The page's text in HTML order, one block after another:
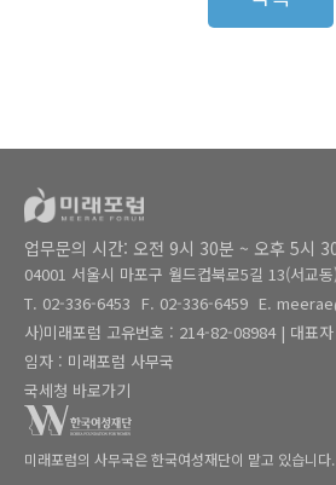
업무문의 시간: 오전 9시 30분 ~ 오후 5시
04001 서울시 마포구 월드컵북로5길 13(서교
T. 02-336-6453 F. 02-336-6459 E.
사)미래포럼 고유번호 : 214-82-08984 | 대표
임자 : 미래포럼 사무국
국세청 바로가기
미래포럼의 사무국은한국여성재단이 맡고 있습니다.